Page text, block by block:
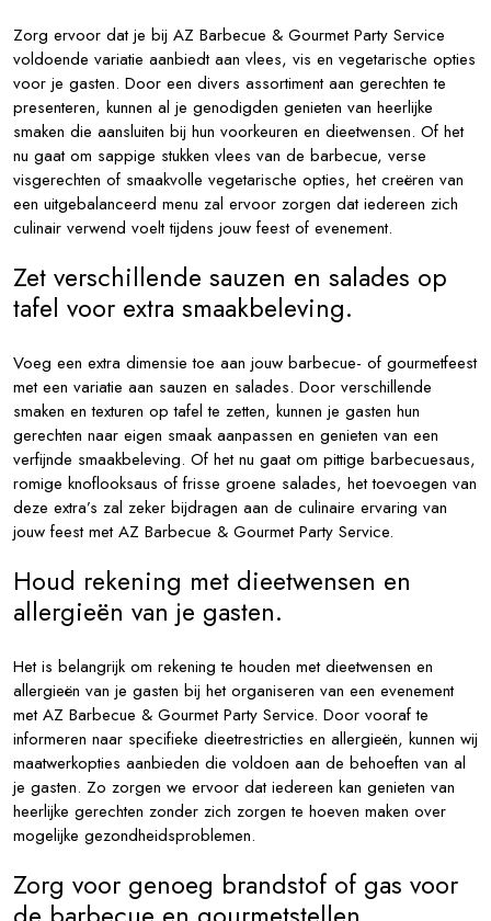
Zorg ervoor dat je bij AZ Barbecue & Gourmet Party Service
voldoende variatie aanbiedt aan vlees, vis en vegetarische opties
voor je gasten. Door een divers assortiment aan gerechten te
presenteren, kunnen al je genodigden genieten van heerlijke
smaken die aansluiten bij hun voorkeuren en dieetwensen. Of het
nu gaat om sappige stukken vlees van de barbecue, verse
visgerechten of smaakvolle vegetarische opties, het creëren van
een uitgebalanceerd menu zal ervoor zorgen dat iedereen zich
culinair verwend voelt tijdens jouw feest of evenement.
Zet verschillende sauzen en salades op
tafel voor extra smaakbeleving.
Voeg een extra dimensie toe aan jouw barbecue- of gourmetfeest
met een variatie aan sauzen en salades. Door verschillende
smaken en texturen op tafel te zetten, kunnen je gasten hun
gerechten naar eigen smaak aanpassen en genieten van een
verfijnde smaakbeleving. Of het nu gaat om pittige barbecuesaus,
romige knoflooksaus of frisse groene salades, het toevoegen van
deze extra’s zal zeker bijdragen aan de culinaire ervaring van
jouw feest met AZ Barbecue & Gourmet Party Service.
Houd rekening met dieetwensen en
allergieën van je gasten.
Het is belangrijk om rekening te houden met dieetwensen en
allergieën van je gasten bij het organiseren van een evenement
met AZ Barbecue & Gourmet Party Service. Door vooraf te
informeren naar specifieke dieetrestricties en allergieën, kunnen wij
maatwerkopties aanbieden die voldoen aan de behoeften van al
je gasten. Zo zorgen we ervoor dat iedereen kan genieten van
heerlijke gerechten zonder zich zorgen te hoeven maken over
mogelijke gezondheidsproblemen.
Zorg voor genoeg brandstof of gas voor